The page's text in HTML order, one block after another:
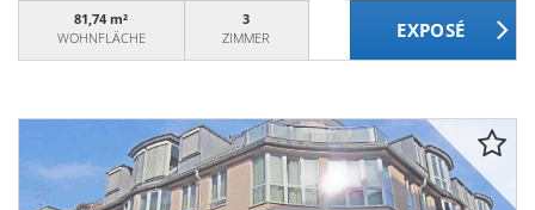
81,74 m²
WOHNFLÄCHE
3
ZIMMER